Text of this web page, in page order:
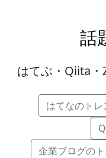
話
はてぶ・Qiita
はてなのトレ
企業ブログの